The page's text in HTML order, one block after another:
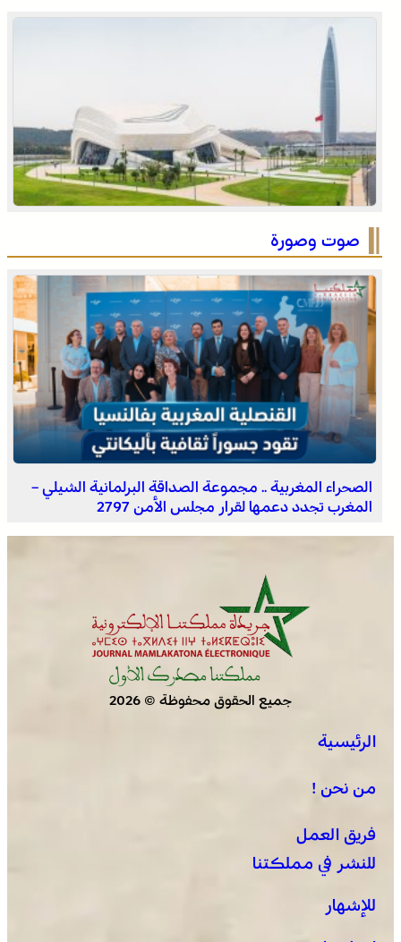
المجلس الوطني لحقوق الإنسان ينتهي من تجميع معطيات
فينيسيوس جونيور يمدد عقده مع ريال مدريد حتى 2032
صوت وصورة
الصحراء المغربية .. مجموعة الصداقة البرلمانية الشيلي –
المغرب تجدد دعمها لقرار مجلس الأمن 2797
جميع الحقوق محفوظة © 2026
الرئيسية
من نحن !
فريق العمل
للنشر في مملكتنا
للإشهار